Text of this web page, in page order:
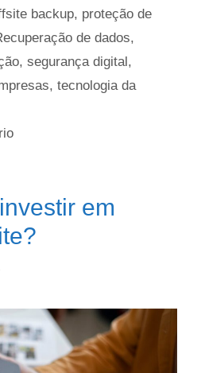
backup, proteção de
de dados,
, segurança digital ,
, tecnologia da
em